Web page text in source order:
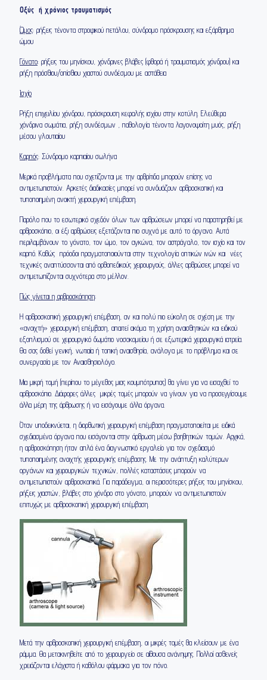
Οξύς ή χρόνιος τραυματισμός
Ώμος: ρήξεις τένοντα στροφικού πετάλου, σύνδρομο πρόσκρουσης και εξάρθρημα
ώμου
Γόνατο: ρήξεις του μηνίσκου, χόνδρινες βλάβες (φθορά ή τραυματισμός χόνδρου) και
ρήξη πρόσθιου/οπίσθιου χιαστού συνδέσμου με αστάθεια
Ισχίο
Ρήξη επιχειλίου χόνδρου, πρόσκρουση κεφαλής ισχίου στην κοτύλη. Ελεύθερα
χόνδρινα σωμάτια, ρήξη συνδέσμων , παθολογία τένοντα λαγονοψοίτη μυός, ρήξη
μέσου γλουτιαίου
Καρπός: Σύνδρομο καρπιαίου σωλήνα
Μερικά προβλήματα που σχετίζονται με την αρθρίτιδα μπορούν επίσης να
αντιμετωπιστούν. Αρκετές διαδικασίες μπορεί να συνδυάζουν αρθροσκοπική και
τυποποιημένη ανοικτή χειρουργική επέμβαση.
Παρόλο που το εσωτερικό σχεδόν όλων των αρθρώσεων μπορεί να παρατηρηθεί με
αρθροσκόπιο, οι έξι αρθρώσεις εξετάζονται πιο συχνά με αυτό το όργανο. Αυτά
περιλαμβάνουν το γόνατο, τον ώμο, τον αγκώνα, τον αστράγαλο, τον ισχίο και τον
καρπό. Καθώς πρόοδοι πραγματοποιούνται στην τεχνολογία οπτικών ινών και νέες
τεχνικές αναπτύσσονται από ορθοπεδικούς χειρουργούς, άλλες αρθρώσεις μπορεί να
αντιμετωπίζονται συχνότερα στο μέλλον.
Πώς γίνεται η αρθροσκόπηση;
Η αρθροσκοπική χειρουργική επέμβαση, αν και πολύ πιο εύκολη σε σχέση με την
«ανοιχτή» χειρουργική επέμβαση, απαιτεί ακόμα τη χρήση αναισθητικών και ειδικού
εξοπλισμού σε χειρουργικό δωμάτιο νοσοκομείου ή σε εξωτερικά χειρουργικά ιατρεία.
Θα σας δοθεί γενική, νωτιαία ή τοπική αναισθησία, ανάλογα με το πρόβλημα και σε
συνεργασία με τον Αναισθησιολόγο.
Μια μικρή τομή (περίπου το μέγεθος μιας κουμπότρυπας) θα γίνει για να εισαχθεί το
αρθροσκόπιο. Διάφορες άλλες μικρές τομές μπορούν να γίνουν για να προσεγγίσουμε
άλλα μέρη της άρθρωσης ή να εισάγουμε άλλα όργανα.
Όταν υποδεικνύεται, η διορθωτική χειρουργική επέμβαση πραγματοποιείται με ειδικά
σχεδιασμένα όργανα που εισάγονται στην άρθρωση μέσω βοηθητικών τομών. Αρχικά,
η αρθροσκόπηση ήταν απλά ένα διαγνωστικό εργαλείο για τον σχεδιασμό
τυποποιημένης ανοιχτής χειρουργικής επέμβασης. Με την ανάπτυξη καλύτερων
οργάνων και χειρουργικών τεχνικών, πολλές καταστάσεις μπορούν να
αντιμετωπιστούν αρθροσκοπικά. Για παράδειγμα, οι περισσότερες ρήξεις του μηνίσκου,
ρήξεις χιαστών, βλάβες στο χόνδρο στο γόνατο, μπορούν να αντιμετωπιστούν
επιτυχώς με αρθροσκοπική χειρουργική επέμβαση.
Μετά την αρθροσκοπική χειρουργική επέμβαση, οι μικρές τομές θα κλείσουν με ένα
ράμμα. Θα μετακινηθείτε από το χειρουργείο σε αίθουσα ανάνηψης. Πολλοί ασθενείς
χρειάζονται ελάχιστα ή καθόλου φάρμακα για τον πόνο.